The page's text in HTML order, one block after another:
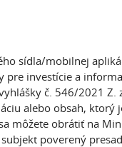
sídla/mobilnej
investície a
č. 546/2021 Z.
alebo obsah, ktorý
môžete obrátiť na
poverený